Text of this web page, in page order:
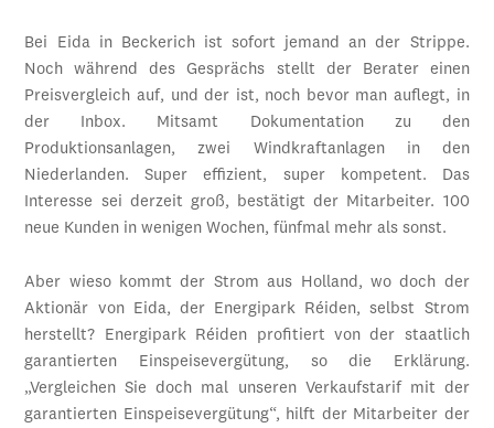
Bei Eida in Beckerich ist sofort jemand an der Strippe.
Noch während des Gesprächs stellt der Berater einen
Preisvergleich auf, und der ist, noch bevor man auflegt, in
der Inbox. Mitsamt Dokumentation zu den
Produktionsanlagen, zwei Windkraftanlagen in den
Niederlanden. Super effizient, super kompetent. Das
Interesse sei derzeit groß, bestätigt der Mitarbeiter. 100
neue Kunden in wenigen Wochen, fünfmal mehr als sonst.
Aber wieso kommt der Strom aus Holland, wo doch der
Aktionär von Eida, der Energipark Réiden, selbst Strom
herstellt? Energipark Réiden profitiert von der staatlich
garantierten Einspeisevergütung, so die Erklärung.
„Vergleichen Sie doch mal unseren Verkaufstarif mit der
garantierten Einspeisevergütung“, hilft der Mitarbeiter der